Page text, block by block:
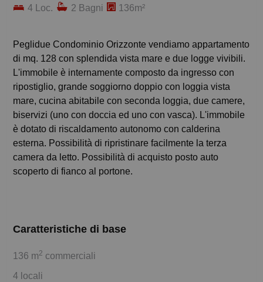
4 Loc. 2 Bagni 136m²
Peglidue Condominio Orizzonte vendiamo appartamento
di mq. 128 con splendida vista mare e due logge vivibili.
L'immobile è internamente composto da ingresso con
ripostiglio, grande soggiorno doppio con loggia vista
mare, cucina abitabile con seconda loggia, due camere,
biservizi (uno con doccia ed uno con vasca). L'immobile
è dotato di riscaldamento autonomo con calderina
esterna. Possibilità di ripristinare facilmente la terza
camera da letto. Possibilità di acquisto posto auto
scoperto di fianco al portone.
Caratteristiche di base
136 m2 commerciali
4 locali